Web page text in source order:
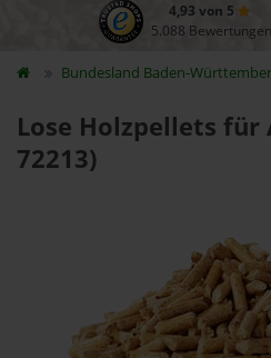
4,93 von 5
5.088 Bewertungen
Bundesland Baden-
Lose Holzpellets für
72213)